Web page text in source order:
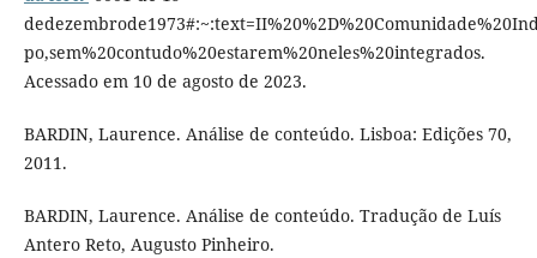
po,sem%20contudo%20estarem%20neles%20integrados.
Acessado em 10 de agosto de 2023.
BARDIN, Laurence. Análise de conteúdo. Lisboa: Edições 70,
2011.
BARDIN, Laurence. Análise de conteúdo. Tradução de Luís
Antero Reto, Augusto Pinheiro.